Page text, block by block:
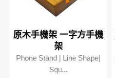
原木手機架 一字方手機
架
Phone Stand | Line Shape|
Squ...